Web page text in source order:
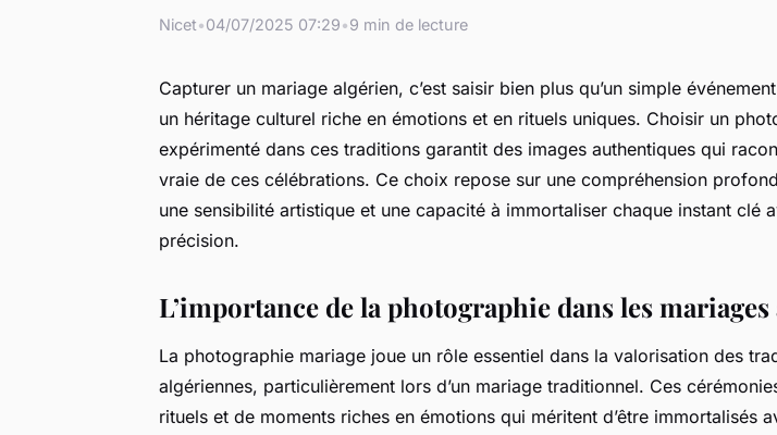
Nicet•04/07/2025 07:29•9 min de lecture
Capturer un mariage algérien, c’est saisir bien plus qu’un simple
un héritage culturel riche en émotions et en rituels uniques. Choisir un
expérimenté dans ces traditions garantit des images authentiques qui
vraie de ces célébrations. Ce choix repose sur une compréhension
une sensibilité artistique et une capacité à immortaliser chaque instant clé
précision.
L’importance de la photographie dans les
La photographie mariage joue un rôle essentiel dans la valorisation des
algériennes, particulièrement lors d’un mariage traditionnel. Ces
rituels et de moments riches en émotions qui méritent d’être immortalisés